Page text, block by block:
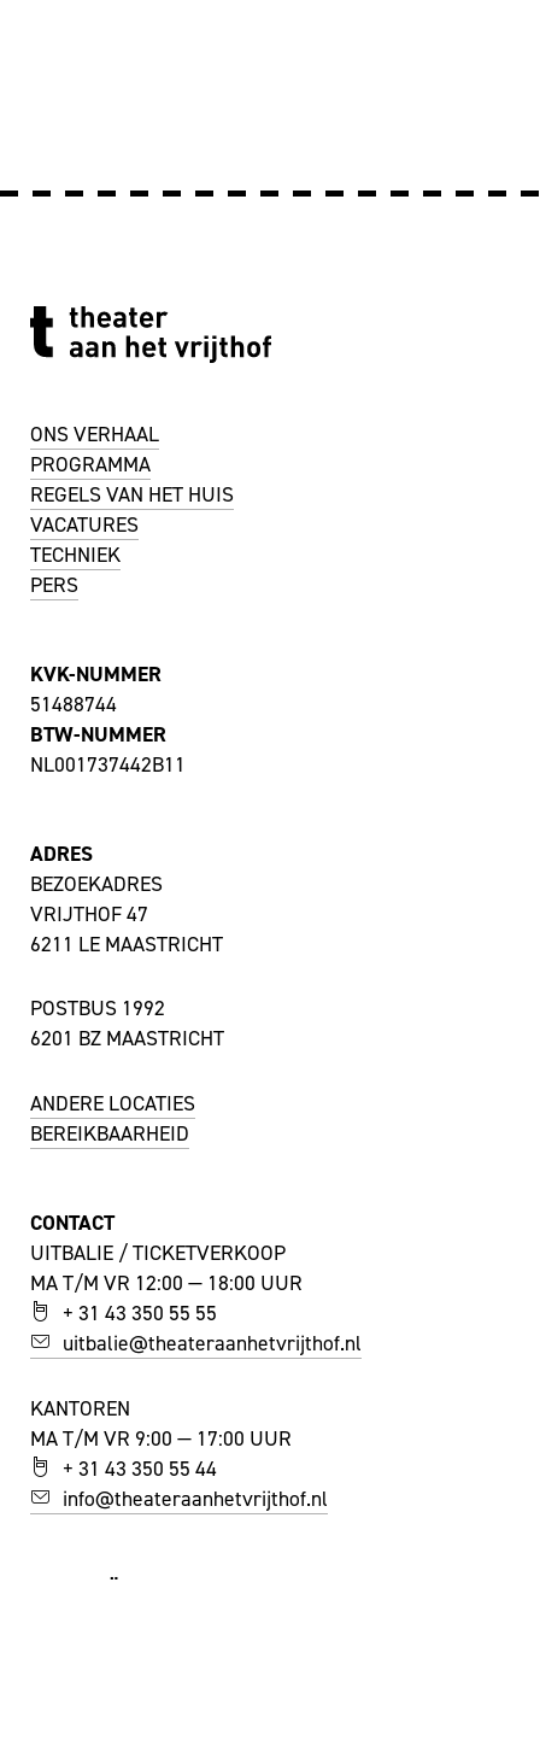
ONS VERHAAL
PROGRAMMA
REGELS VAN HET HUIS
VACATURES
TECHNIEK
PERS
KVK-NUMMER
51488744
BTW-NUMMER
NL001737442B11
ADRES
BEZOEKADRES
VRIJTHOF 47
6211 LE MAASTRICHT
POSTBUS 1992
6201 BZ MAASTRICHT
ANDERE LOCATIES
BEREIKBAARHEID
CONTACT
UITBALIE / TICKETVERKOOP
MA T/M VR 12:00 — 18:00 UUR
+ 31 43 350 55 55
uitbalie@theateraanhetvrijthof.nl
KANTOREN
MA T/M VR 9:00 — 17:00 UUR
+ 31 43 350 55 44
info@theateraanhetvrijthof.nl
BLIJF GEÏNSPIREERD!